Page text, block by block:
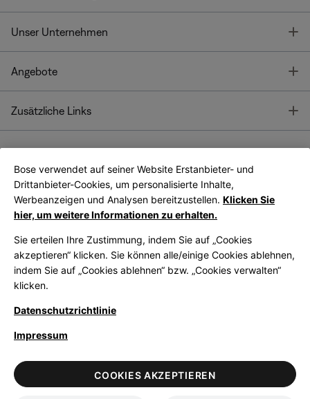
Unser Unternehmen
Angebote
Zusätzliche Links
Bose App
Bose Connect
App
LegalDatenschutzrichtlinieZugänglichkeitHinweis zu Cookies
VerkaufsbedingungenNutzungsbedingungen
Bose verwendet auf seiner Website Erstanbieter- und
Drittanbieter-Cookies, um personalisierte Inhalte,
Werbeanzeigen und Analysen bereitzustellen. Klicken Sie
hier, um weitere Informationen zu erhalten.
Sie erteilen Ihre Zustimmung, indem Sie auf „Cookies
akzeptieren“ klicken. Sie können alle/einige Cookies ablehnen,
indem Sie auf „Cookies ablehnen“ bzw. „Cookies verwalten“
klicken.
Datenschutzrichtlinie
Impressum
COOKIES AKZEPTIEREN